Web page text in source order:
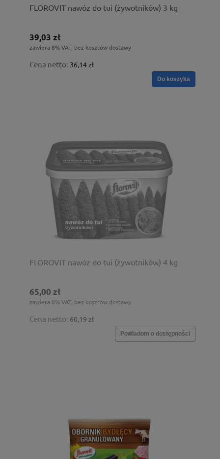
FLOROVIT nawóz do tui (żywotników) 3 kg
39,03 zł
zawiera 8% VAT, bez kosztów dostawy
Cena netto: 36,14 zł
Do koszyka
FLOROVIT nawóz do tui (żywotników) 4 kg
65,00 zł
zawiera 8% VAT, bez kosztów dostawy
Cena netto: 60,19 zł
Powiadom o dostępności